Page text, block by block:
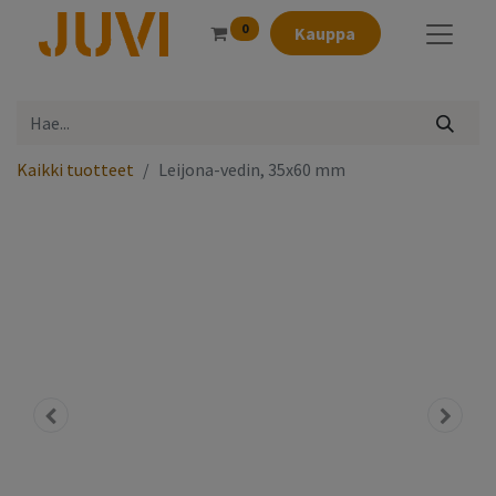
0 Kauppa
Kaikki tuotteet Leijona-vedin, 35x60 mm